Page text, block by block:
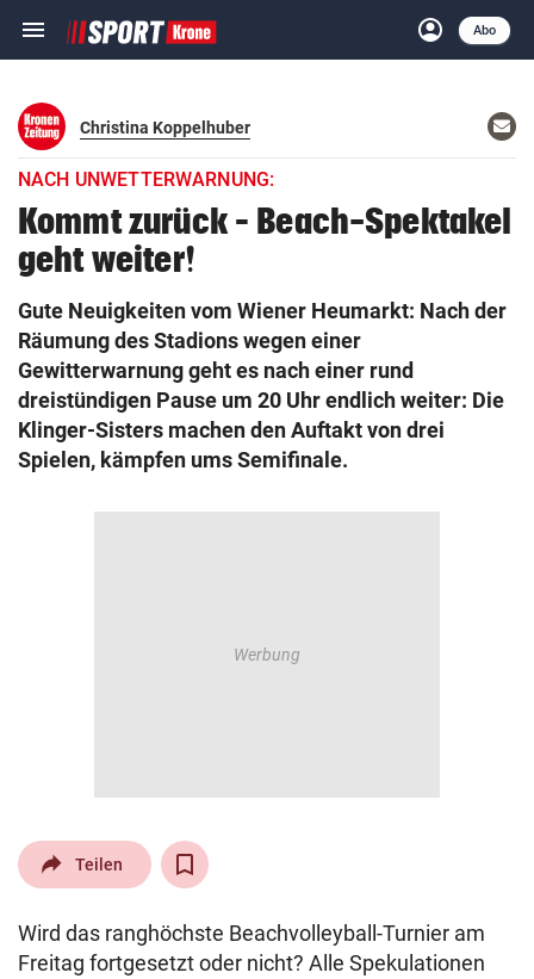
menu Navigation
ein-/ausklappen
account_circle
Anmelden
Abo
close Schließen
Abonnieren
account_circle Anmelden
pin_drop
Wien
bookmark Merkliste
search
Suchbegriff
eingeben
Christina Koppelhuber
NACH UNWETTERWARNUNG:
Kommt zurück – Beach-Spektakel
geht weiter!
Gute Neuigkeiten vom Wiener Heumarkt: Nach der
Räumung des Stadions wegen einer
Gewitterwarnung geht es nach einer rund
dreistündigen Pause um 20 Uhr endlich weiter: Die
Klinger-Sisters machen den Auftakt von drei
Spielen, kämpfen ums Semifinale.
Teilen
Wird das ranghöchste Beachvolleyball-Turnier am
Freitag fortgesetzt oder nicht? Alle Spekulationen